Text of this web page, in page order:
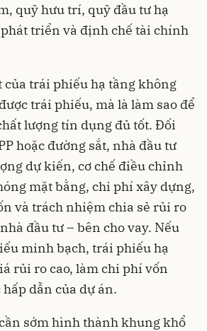
quỹ hưu trí, quỹ đầu tư hạ
triển và định chế tài chính
của trái phiếu hạ tầng không
trái phiếu, mà là làm sao để
lượng tín dụng đủ tốt. Đối
hoặc đường sắt, nhà đầu tư
dự kiến, cơ chế điều chỉnh
mặt bằng, chi phí xây dựng,
và trách nhiệm chia sẻ rủi ro
đầu tư – bên cho vay. Nếu
minh bạch, trái phiếu hạ
rủi ro cao, làm chi phí vốn
dẫn của dự án.
sớm hình thành khung khổ